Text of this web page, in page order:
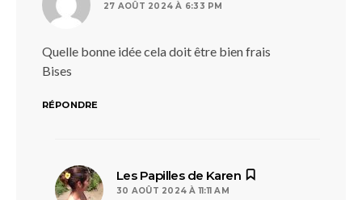
27 AOÛT 2024 À 6:33 PM
Quelle bonne idée cela doit être bien frais
Bises
RÉPONDRE
Les Papilles de Karen
30 AOÛT 2024 À 11:11 AM